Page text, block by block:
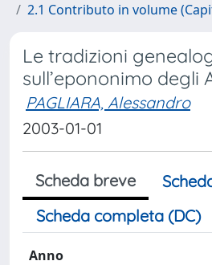
2.1 Contributo in volume
Le tradizioni
sull’epononimo degli
PAGLIARA, Alessandro
2003-01-01
Scheda breve
Scheda completa (DC)
Anno